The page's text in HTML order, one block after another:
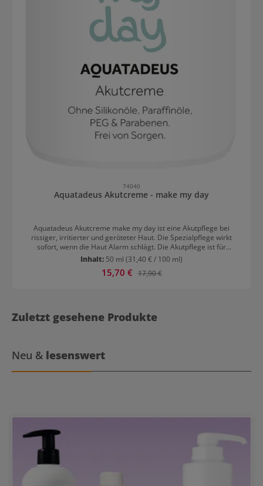
74040
Aquatadeus Akutcreme - make my day
Aquatadeus Akutcreme make my day ist eine Akutpflege bei
rissiger, irritierter und geröteter Haut. Die Spezialpflege wirkt
sofort, wenn die Haut Alarm schlägt. Die Akutpflege ist für
empfindliche, zu Allergien neigende Haut geeignet und unterstützt
sofort die Hautregeneration. Sie stimuliert die auch die natürliche
Abwehrfunktion der Haut und beruhigt sofort. Aquatadeus
Inhaltsstoffen. Neben Aquatadeus Heilwasser enthält die
Akutpflege bewährte Wirkstoffe aus der medizinischen Praxis. Die
Shiitake-Pilz, Xymelia 45® aus Ximenia-Rinde und der innovative 4-
fach-Komplex aus Nachtkerzenöl (Gamma-Linolensäure),
Bisabolol, Dexpanthenol und Zink sind Teil der heilenden Formel.
Aquatadeus Akutcreme - make my day Anwendung Die
eincremen. Für noch intensivere Ergebnisse kann die Creme mit
dem Heilwasser Aquatadeus Cool me down kombiniert werden.
Kurz aufsprühen, einziehen lassen und Akutcreme auftragen. Make
my day ist für die tägliche und dauerhafte Anwendung geeignet.
ECOGEA zertifiziert, vegan.
Inhalt: 50 ml (31,40 € / 100 ml)
Verkaufspreis:
15,70 € Regulärer Preis:
17,90 €
Zuletzt gesehene Produkte
Neu & lesenswert